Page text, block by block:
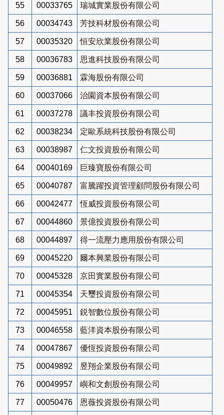
55 00033765 瑞城實業股份有限公司
56 00034743 芳技科材股份有限公司
57 00035320 恒安欣業股份有限公司
58 00036783 思進科技股份有限公司
59 00036881 霖海股份有限公司
60 00037066 治園資本股份有限公司
61 00037278 議丰投資股份有限公司
62 00038234 定歐系統科技股份有限公司
63 00038987 仁文投資股份有限公司
64 00040169 巨臻寶股份有限公司
65 00040787 富騰躍投資管理顧問股份有限公司
66 00042477 恆威投資股份有限公司
67 00044860 景億投資股份有限公司
68 00044897 得一流壓力應用股份有限公司
69 00045220 爾本興業股份有限公司
70 00045328 京田實業股份有限公司
71 00045354 天璽投資股份有限公司
72 00045951 鋭智數位股份有限公司
73 00046558 藍洋資本股份有限公司
74 00047867 優恆投資股份有限公司
75 00049892 昱翔企業股份有限公司
76 00049957 嶼和文創股份有限公司
77 00050476 恩薇投資股份有限公司